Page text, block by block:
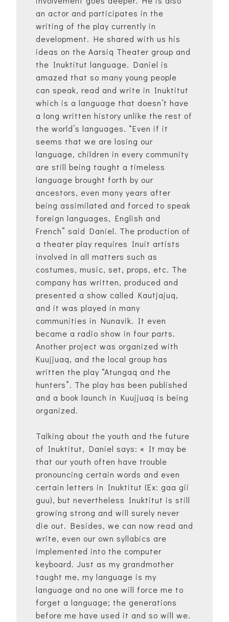
an actor and participates in the
writing of the play currently in
development. He shared with us his
ideas on the Aarsiq Theater group and
the Inuktitut language. Daniel is
amazed that so many young people
can speak, read and write in Inuktitut
which is a language that doesn’t have
a long written history unlike the rest of
the world’s languages. “Even if it
seems that we are losing our
language, children in every community
are still being taught a timeless
language brought forth by our
ancestors, even many years after
being assimilated and forced to speak
foreign languages, English and
French” said Daniel. The production of
a theater play requires Inuit artists
involved in all matters such as
costumes, music, set, props, etc. The
company has written, produced and
presented a show called Kautjajuq,
and it was played in many
communities in Nunavik. It even
became a radio show in four parts.
Another project was organized with
Kuujjuaq, and the local group has
written the play “Atungaq and the
hunters”. The play has been published
and a book launch in Kuujjuaq is being
organized.
Talking about the youth and the future
of Inuktitut, Daniel says: « It may be
that our youth often have trouble
pronouncing certain words and even
certain letters in Inuktitut (Ex: gaa gii
guu), but nevertheless Inuktitut is still
growing strong and will surely never
die out. Besides, we can now read and
write, even our own syllabics are
implemented into the computer
keyboard. Just as my grandmother
taught me, my language is my
language and no one will force me to
forget a language; the generations
before me have used it and so will we.